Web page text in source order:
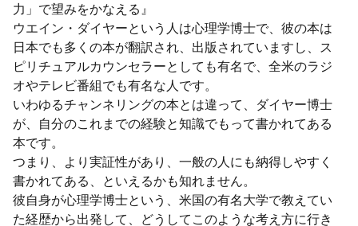
力」で望みをかなえる』
ウエイン・ダイヤーという人は心理学博士で、彼の本は
日本でも多くの本が翻訳され、出版されていますし、ス
ピリチュアルカウンセラーとしても有名で、全米のラジ
オやテレビ番組でも有名な人です。
いわゆるチャンネリングの本とは違って、ダイヤー博士
が、自分のこれまでの経験と知識でもって書かれてある
本です。
つまり、より実証性があり、一般の人にも納得しやすく
書かれてある、といえるかも知れません。
彼自身が心理学博士という、米国の有名大学で教えてい
た経歴から出発して、どうしてこのような考え方に行き